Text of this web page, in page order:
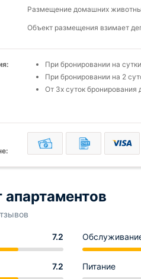
Размещение домашних
Объект размещения взимает
При бронировании на
При бронировании на 2
От 3х суток бронирования
апартаментов
7.2
7.2 Питание